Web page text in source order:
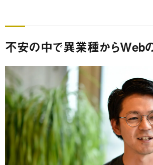
不安の中で異業種からWeb